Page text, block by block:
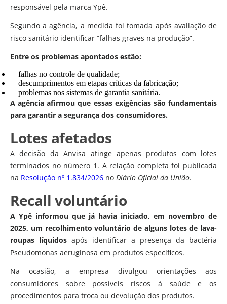
responsável pela marca Ypê.
Segundo a agência, a medida foi tomada após avaliação de
risco sanitário identificar “falhas graves na produção”.
Entre os problemas apontados estão:
falhas no controle de qualidade;
descumprimentos em etapas críticas da fabricação;
problemas nos sistemas de garantia sanitária.
A agência afirmou que essas exigências são fundamentais
para garantir a segurança dos consumidores.
Lotes afetados
A decisão da Anvisa atinge apenas produtos com lotes
terminados no número 1. A relação completa foi publicada
na Resolução nº 1.834/2026 no Diário Oficial da União.
Recall voluntário
A Ypê informou que já havia iniciado, em novembro de
2025, um recolhimento voluntário de alguns lotes de lava-
roupas líquidos após identificar a presença da bactéria
Pseudomonas aeruginosa em produtos específicos.
Na ocasião, a empresa divulgou orientações aos
consumidores sobre possíveis riscos à saúde e os
procedimentos para troca ou devolução dos produtos.